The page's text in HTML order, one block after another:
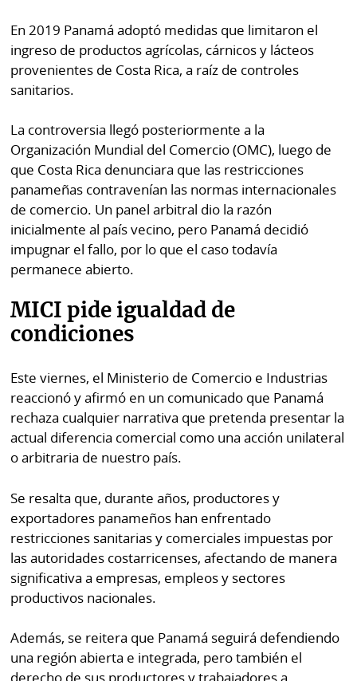
En 2019 Panamá adoptó medidas que limitaron el
ingreso de productos agrícolas, cárnicos y lácteos
provenientes de Costa Rica, a raíz de controles
sanitarios.
La controversia llegó posteriormente a la
Organización Mundial del Comercio (OMC), luego de
que Costa Rica denunciara que las restricciones
panameñas contravenían las normas internacionales
de comercio. Un panel arbitral dio la razón
inicialmente al país vecino, pero Panamá decidió
impugnar el fallo, por lo que el caso todavía
permanece abierto.
MICI pide igualdad de
condiciones
Este viernes, el Ministerio de Comercio e Industrias
reaccionó y afirmó en un comunicado que Panamá
rechaza cualquier narrativa que pretenda presentar la
actual diferencia comercial como una acción unilateral
o arbitraria de nuestro país.
Se resalta que, durante años, productores y
exportadores panameños han enfrentado
restricciones sanitarias y comerciales impuestas por
las autoridades costarricenses, afectando de manera
significativa a empresas, empleos y sectores
productivos nacionales.
Además, se reitera que Panamá seguirá defendiendo
una región abierta e integrada, pero también el